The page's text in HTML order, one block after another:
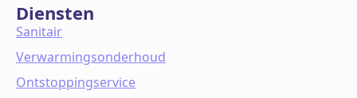
Diensten
Sanitair
Verwarmingsonderhoud
Ontstoppingservice